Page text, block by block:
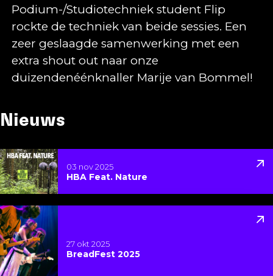
Podium-/Studiotechniek student Flip
rockte de techniek van beide sessies. Een
zeer geslaagde samenwerking met een
extra shout out naar onze
duizendenéénknaller Marije van Bommel!
Nieuws
HBA Feat. Nature
03 nov 2025
Lees meer over HBA Feat. Nature
BreadFest 2025
27 okt 2025
Lees meer over BreadFest 2025